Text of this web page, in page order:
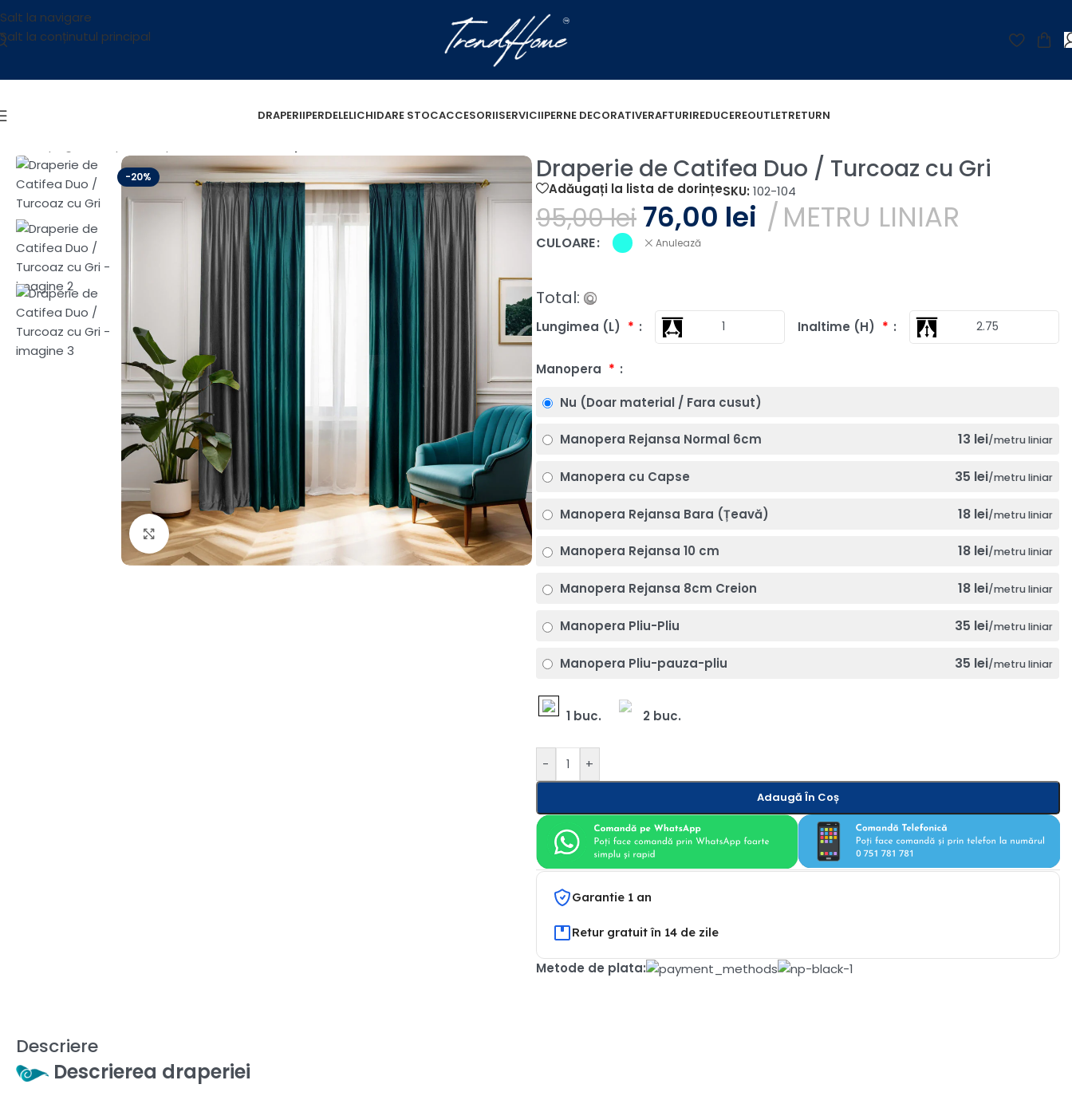
Salt la navigare
Salt la conținutul principal
DRAPERIIPERDELELICHIDARE STOCACCESORIISERVICIIPERNE DECORATIVERAFTURIREDUCEREOUTLETRETURN
-20%
Fă clic pentru a mări
Draperie de Catifea Duo / Turcoaz cu Gri
Adăugați la lista de dorințeSKU: 102-104
95,00lei 76,00 lei METRU LINIAR
CULOARE Anulează
Lungimea (L) * Inaltime (H) *
Manopera *
Nu (Doar material / Fara cusut)
Manopera Rejansa Normal 6cm 13 lei/metru liniar
Manopera cu Capse 35 lei/metru liniar
Manopera Rejansa Bara (Țeavă) 18 lei/metru liniar
Manopera Rejansa 10 cm 18 lei/metru liniar
Manopera Rejansa 8cm Creion 18 lei/metru liniar
Manopera Pliu-Pliu 35 lei/metru liniar
Manopera Pliu-pauza-pliu 35 lei/metru liniar
1 buc. 2 buc.
- +
Adaugă În Coș
Total:
Garantie 1 an
Retur gratuit în 14 de zile
Metode de plata:
Descriere
Descrierea draperiei